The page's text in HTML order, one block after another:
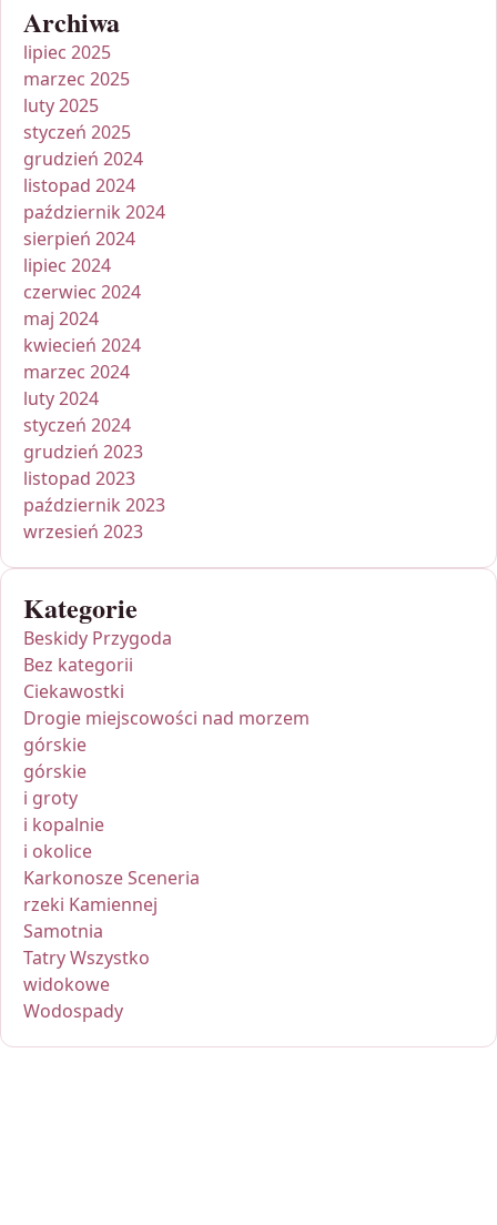
Archiwa
lipiec 2025
marzec 2025
luty 2025
styczeń 2025
grudzień 2024
listopad 2024
październik 2024
sierpień 2024
lipiec 2024
czerwiec 2024
maj 2024
kwiecień 2024
marzec 2024
luty 2024
styczeń 2024
grudzień 2023
listopad 2023
październik 2023
wrzesień 2023
Kategorie
Beskidy Przygoda
Bez kategorii
Ciekawostki
Drogie miejscowości nad morzem
górskie
górskie
i groty
i kopalnie
i okolice
Karkonosze Sceneria
rzeki Kamiennej
Samotnia
Tatry Wszystko
widokowe
Wodospady